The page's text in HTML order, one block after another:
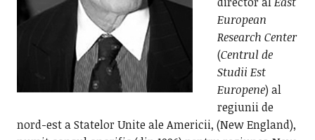
European
Research Center
(Centrul de
Studii Est
Europene) al
regiunii de
nord-est a Statelor Unite ale Americii, (New England),